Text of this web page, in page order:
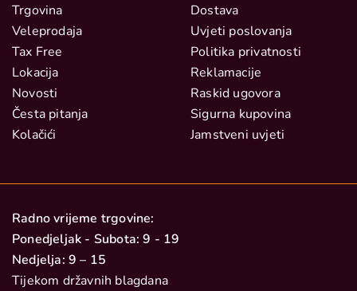
Trgovina
Veleprodaja
Tax Free
Lokacija
Novosti
Česta pitanja
Kolačići
Dostava
Uvjeti poslovanja
Politika privatnosti
Reklamacije
Raskid ugovora
Sigurna kupovina
Jamstveni uvjeti
Radno vrijeme trgovine:
Ponedjeljak - Subota: 9 - 19
Nedjelja: 9 – 15
Tijekom državnih blagdana